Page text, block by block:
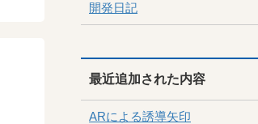
開発日記
最近追加された内容
ARによる誘導矢印